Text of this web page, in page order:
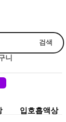
검색
니
입호흡액상